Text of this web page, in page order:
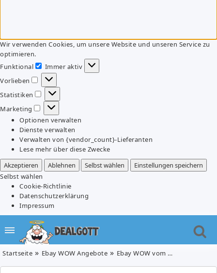
Wir verwenden Cookies, um unsere Website und unseren Service zu
optimieren.
Funktional
Funktional
Immer aktiv
Vorlieben
Vorlieben
Statistiken
Statistiken
Marketing
Marketing
Optionen verwalten
Dienste verwalten
Verwalten von {vendor_count}-Lieferanten
Lese mehr über diese Zwecke
Akzeptieren
Ablehnen Selbst wählen
Einstellungen speichern
Selbst wählen
Cookie-Richtlinie
Datenschutzerklärung
Impressum
Startseite Ebay WOW Angebote Ebay WOW vom 30.03.2010